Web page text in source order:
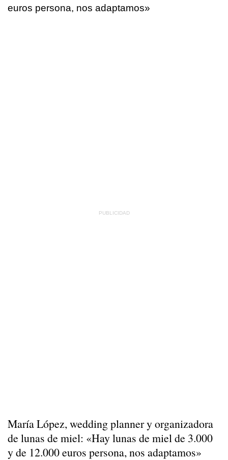
euros persona, nos adaptamos»
María López, wedding planner y organizadora
de lunas de miel: «Hay lunas de miel de 3.000
y de 12.000 euros persona, nos adaptamos»